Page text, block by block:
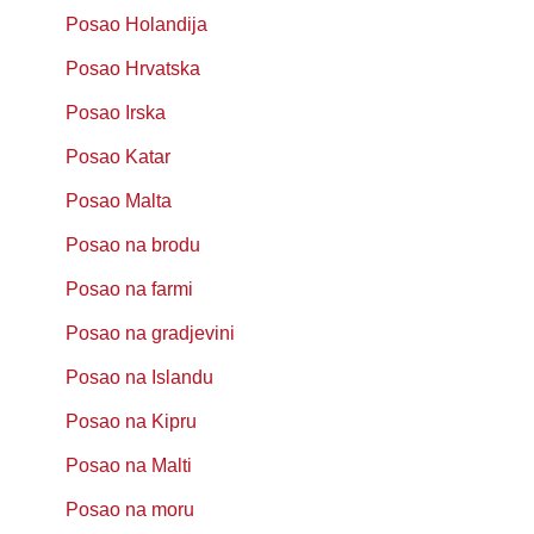
Posao Holandija
Posao Hrvatska
Posao Irska
Posao Katar
Posao Malta
Posao na brodu
Posao na farmi
Posao na gradjevini
Posao na Islandu
Posao na Kipru
Posao na Malti
Posao na moru